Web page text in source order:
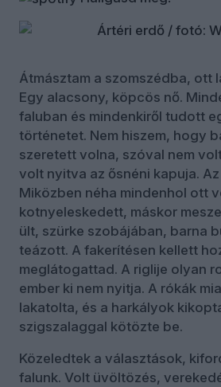
Átmásztam a szomszédba, ott
Egy alacsony, köpcös nő.
faluban és mindenkiről tudott
történetet. Nem hiszem, hogy
szeretett volna, szóval nem
volt nyitva az ősnéni kapuja.
Miközben néha mindenhol ott
kotnyeleskedett, máskor
ült, szürke szobájában, barna
teázott. A fakerítésen kellett
meglátogattad. A riglije olyan
ember ki nem nyitja. A rókák
lakatolta, és a harkályok
szigszalaggal kötözte be.
Közeledtek a választások,
falunk. Volt üvöltözés,